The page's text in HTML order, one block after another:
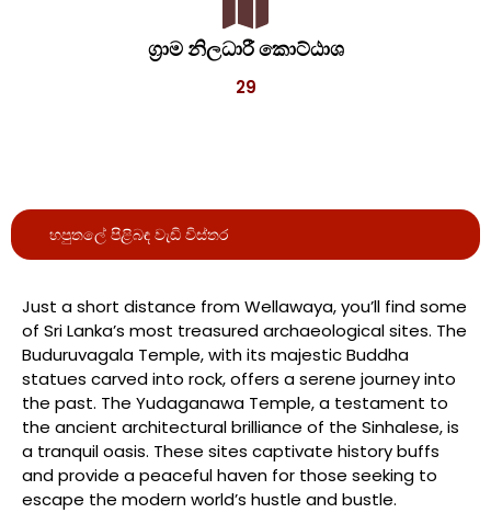
ග්‍රාම නිලධාරී කොට්ඨාශ
29
හපුතලේ පිළිබඳ වැඩි විස්තර
Just a short distance from Wellawaya, you’ll find some
of Sri Lanka’s most treasured archaeological sites. The
Buduruvagala Temple, with its majestic Buddha
statues carved into rock, offers a serene journey into
the past. The Yudaganawa Temple, a testament to
the ancient architectural brilliance of the Sinhalese, is
a tranquil oasis. These sites captivate history buffs
and provide a peaceful haven for those seeking to
escape the modern world’s hustle and bustle.